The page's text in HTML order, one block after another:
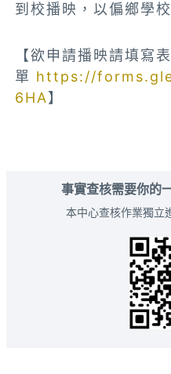
到校播映，以偏鄉學校
【欲申請播映請填寫表
單 https://
6HA】
事實查核需要你的
本中心查核作業獨立